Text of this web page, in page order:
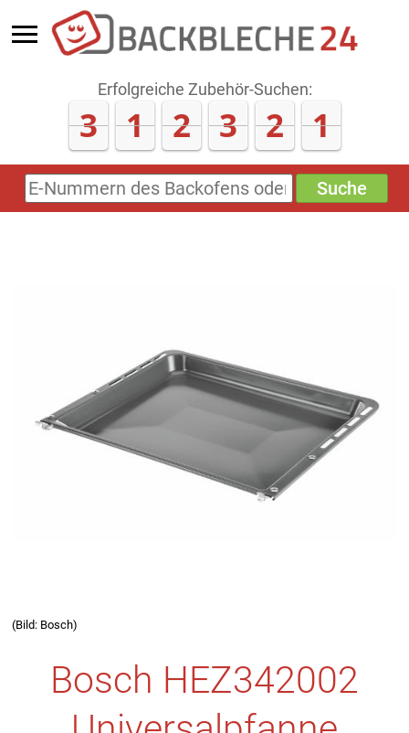
Erfolgreiche Zubehör-Suchen:
3 1 2 3 2 1
E-
Nummern
Suche
(Bild: Bosch)
Bosch HEZ342002